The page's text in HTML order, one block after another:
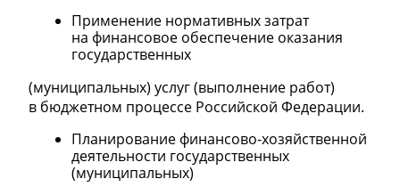
Применение нормативных затрат
на финансовое обеспечение оказания
государственных
(муниципальных) услуг (выполнение работ)
в бюджетном процессе Российской Федерации.
Планирование финансово-хозяйственной
деятельности государственных
(муниципальных)